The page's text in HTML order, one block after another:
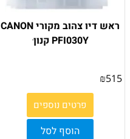
ראש דיו צהוב מקורי CANON
PFI030Y קנון ׁ
₪515
פרטים נוספים
הוסף לסל